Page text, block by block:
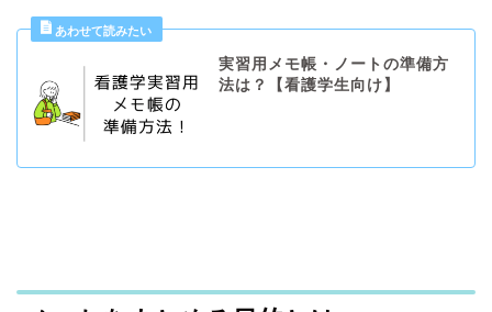
実習用メモ帳・ノートの準備方
法は？【看護学生向け】